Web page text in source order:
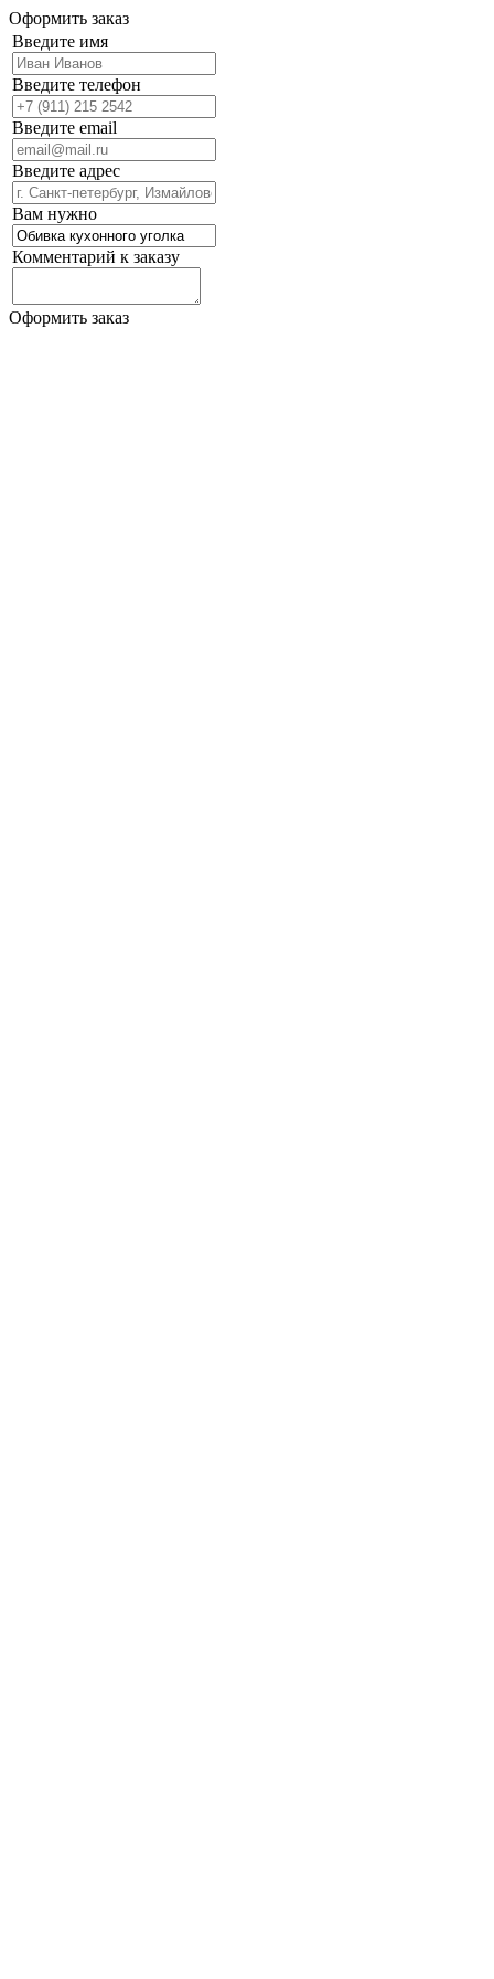
Оформить заказ
Введите имя
Введите телефон
Введите email
Введите адрес
Вам нужно
Комментарий к заказу
Оформить заказ